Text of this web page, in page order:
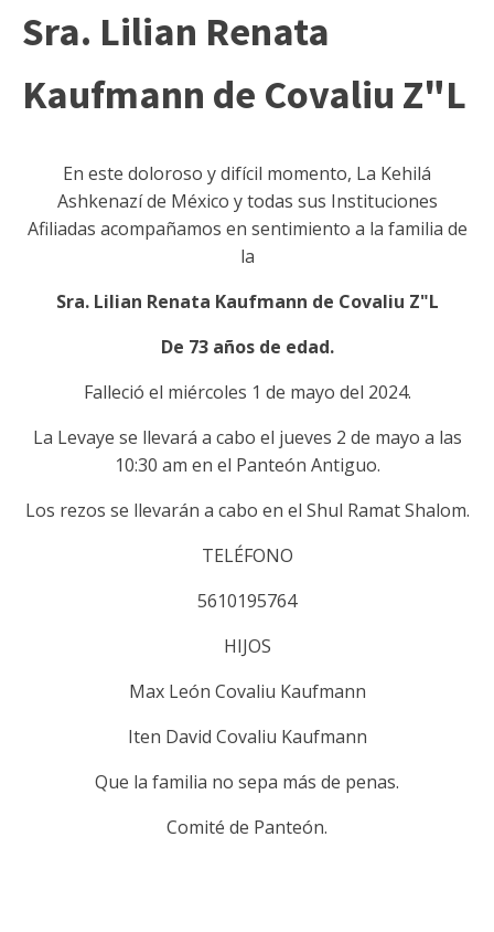
Sra. Lilian Renata
Kaufmann de Covaliu Z"L
En este doloroso y difícil momento, La Kehilá
Ashkenazí de México y todas sus Instituciones
Afiliadas acompañamos en sentimiento a la familia de
la
Sra. Lilian Renata Kaufmann de Covaliu Z"L
De 73 años de edad.
Falleció el miércoles 1 de mayo del 2024.
La Levaye se llevará a cabo el jueves 2 de mayo a las
10:30 am en el Panteón Antiguo.
Los rezos se llevarán a cabo en el Shul Ramat Shalom.
TELÉFONO
5610195764
HIJOS
Max León Covaliu Kaufmann
Iten David Covaliu Kaufmann
Que la familia no sepa más de penas.
Comité de Panteón.